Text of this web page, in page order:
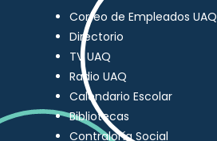
Correo de Empleados UAQ
Directorio
TV UAQ
Radio UAQ
Calendario Escolar
Bibliotecas
Contraloría Social